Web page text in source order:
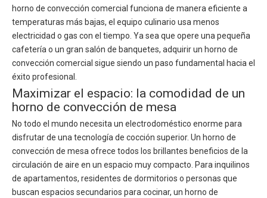
horno de convección comercial funciona de manera eficiente a
temperaturas más bajas, el equipo culinario usa menos
electricidad o gas con el tiempo. Ya sea que opere una pequeña
cafetería o un gran salón de banquetes, adquirir un horno de
convección comercial sigue siendo un paso fundamental hacia el
éxito profesional.
Maximizar el espacio: la comodidad de un
horno de convección de mesa
No todo el mundo necesita un electrodoméstico enorme para
disfrutar de una tecnología de cocción superior. Un horno de
convección de mesa ofrece todos los brillantes beneficios de la
circulación de aire en un espacio muy compacto. Para inquilinos
de apartamentos, residentes de dormitorios o personas que
buscan espacios secundarios para cocinar, un horno de